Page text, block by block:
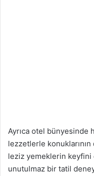
Ayrıca otel bünyesinde
lezzetlerle
leziz yemeklerin keyfini
unutulmaz bir tatil